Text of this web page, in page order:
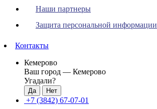
Наши партнеры
Защита персональной информации
Контакты
Кемерово
Ваш город — Кемерово
Угадали?
+7 (3842) 67-07-01